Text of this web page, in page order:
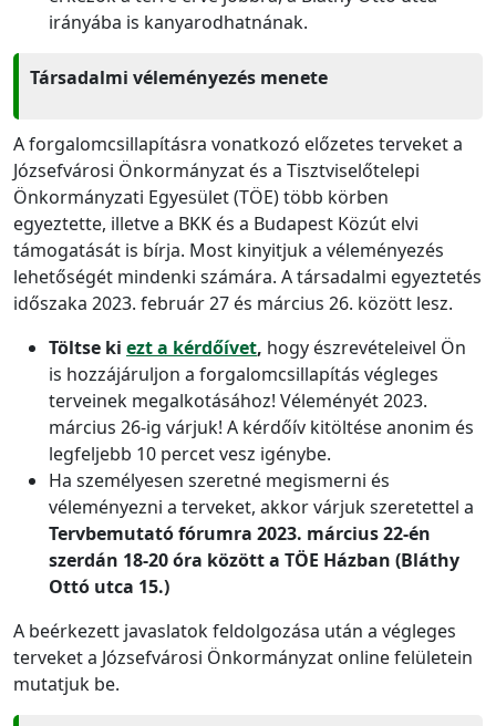
irányába is kanyarodhatnának.
Társadalmi véleményezés menete
A forgalomcsillapításra vonatkozó előzetes terveket a
Józsefvárosi Önkormányzat és a Tisztviselőtelepi
Önkormányzati Egyesület (TÖE) több körben
egyeztette, illetve a BKK és a Budapest Közút elvi
támogatását is bírja. Most kinyitjuk a véleményezés
lehetőségét mindenki számára. A társadalmi egyeztetés
időszaka 2023. február 27 és március 26. között lesz.
Töltse ki ezt a kérdőívet, hogy észrevételeivel Ön
is hozzájáruljon a forgalomcsillapítás végleges
terveinek megalkotásához! Véleményét 2023.
március 26-ig várjuk! A kérdőív kitöltése anonim és
legfeljebb 10 percet vesz igénybe.
Ha személyesen szeretné megismerni és
véleményezni a terveket, akkor várjuk szeretettel a
Tervbemutató fórumra 2023. március 22-én
szerdán 18-20 óra között a TÖE Házban (Bláthy
Ottó utca 15.)
A beérkezett javaslatok feldolgozása után a végleges
terveket a Józsefvárosi Önkormányzat online felületein
mutatjuk be.